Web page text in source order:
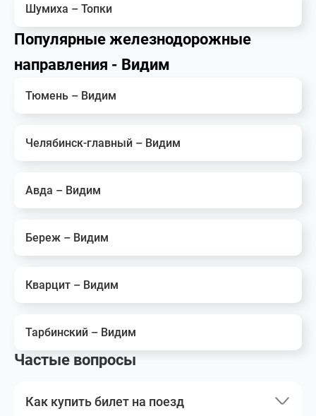
Шумиха – Топки
Популярные железнодорожные
направления - Видим
Тюмень – Видим
Челябинск-главный – Видим
Авда – Видим
Береж – Видим
Кварцит – Видим
Тарбинский – Видим
Частые вопросы
Как купить билет на поезд